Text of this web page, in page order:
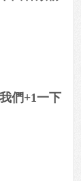
們+1一下